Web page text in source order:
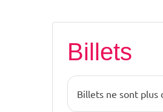
Billets
Billets ne sont plus